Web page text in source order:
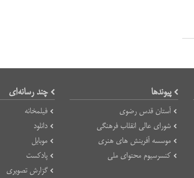
پیوند‌ها
آستان قدس رضوی
شورای عالی انقلاب فرهنگی
موسسه آفرینش های هنری
کنسرسیوم محتوای ملی
چند رسانه‌ای
فیلمخانه
دانلود
موبایل
پادکست
گزارش تصویری